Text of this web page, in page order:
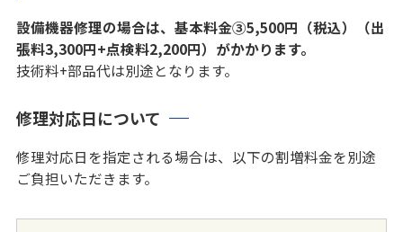
設備機器修理の場合は、基本料金③5,500円（税込）（出
張料3,300円+点検料2,200円）がかかります。
技術料+部品代は別途となります。
修理対応日について
修理対応日を指定される場合は、以下の割増料金を別途
ご負担いただきます。